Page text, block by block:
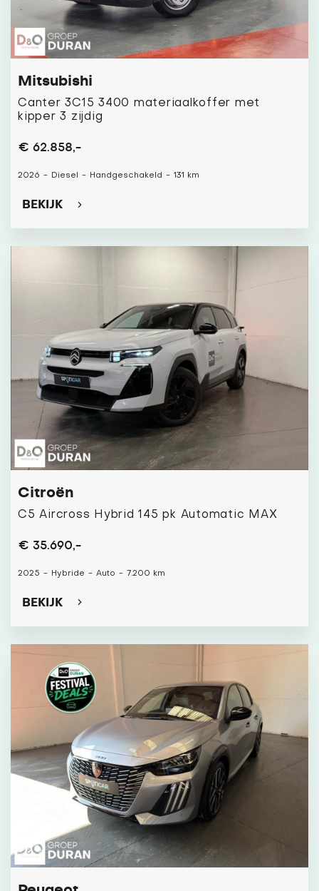
Mitsubishi
Canter 3C15 3400 materiaalkoffer met
kipper 3 zijdig
€ 62.858,-
2026 - Diesel - Handgeschakeld - 131 km
BEKIJK
Citroën
C5 Aircross Hybrid 145 pk Automatic MAX
€ 35.690,-
2025 - Hybride - Auto - 7.200 km
BEKIJK